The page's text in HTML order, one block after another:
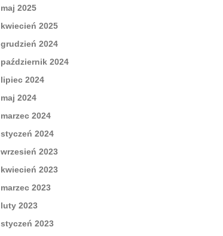
maj 2025
kwiecień 2025
grudzień 2024
październik 2024
lipiec 2024
maj 2024
marzec 2024
styczeń 2024
wrzesień 2023
kwiecień 2023
marzec 2023
luty 2023
styczeń 2023